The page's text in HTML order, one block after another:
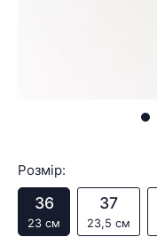
Розмір:
36
23 см
37
23,5 см